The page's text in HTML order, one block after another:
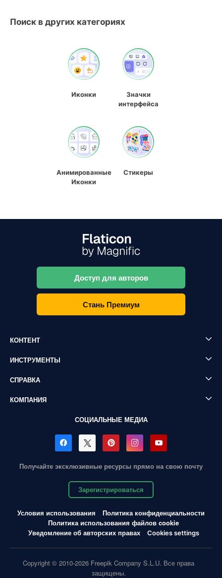
Поиск в других категориях
Иконки
Значки
интерфейса
Анимированные
Иконки
Стикеры
Доступ для авторов
Стань Премиум
КОНТЕНТ
ИНСТРУМЕНТЫ
СПРАВКА
КОМПАНИЯ
СОЦИАЛЬНЫЕ МЕДИА
Получайте эксклюзивные ресурсы прямо на свою почту
Зарегистрироваться
Условия использования
Политика конфиденциальности
Политика использования файлов cookie
Уведомление об авторских правах
Cookies settings
Copyright © 2010-2026 Freepik Company S.L.U. Все права
защищены.